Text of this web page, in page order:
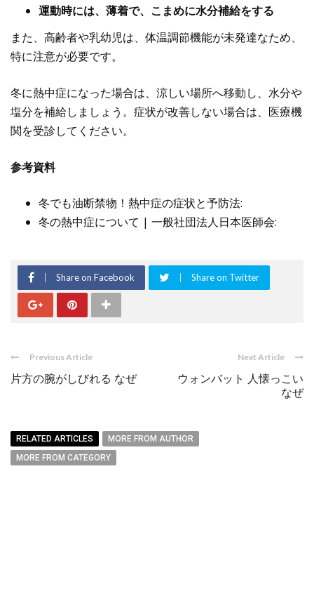
運動時には、薄着で、こまめに水分補給をする
また、高齢者や乳幼児は、体温調節機能が未発達なため、
特に注意が必要です。
冬に熱中症になった場合は、涼しい場所へ移動し、水分や
塩分を補給しましょう。症状が改善しない場合は、医療機
関を受診してください。
参考資料
冬でも油断禁物！熱中症の症状と予防法:
冬の熱中症について | 一般社団法人日本医師会:
Share on Facebook Share on Twitter
Previous Article
片方の腕がしびれる なぜ
Next Article
ウォンバット 人懐っこい
なぜ
RELATED ARTICLES
MORE FROM AUTHOR
MORE FROM CATEGORY